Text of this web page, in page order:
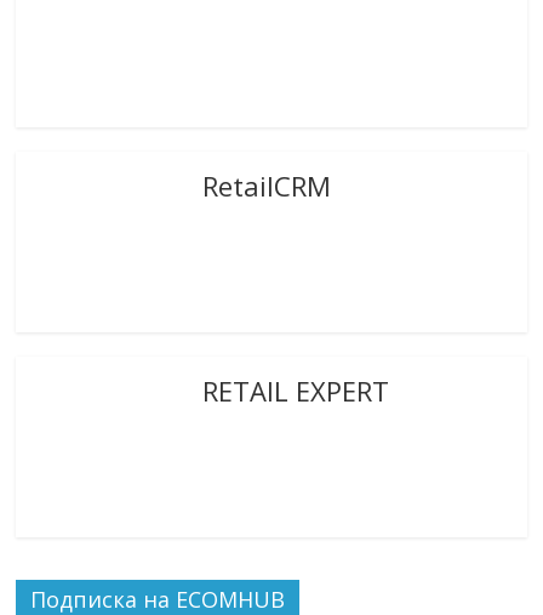
RetailCRM
RETAIL EXPERT
Подписка на ECOMHUB